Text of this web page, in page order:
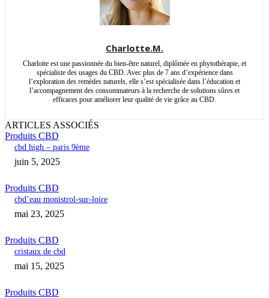
Charlotte.M.
Charlotte est une passionnée du bien-être naturel, diplômée en phytothérapie, et
spécialiste des usages du CBD. Avec plus de 7 ans d’expérience dans
l’exploration des remèdes naturels, elle s’est spécialisée dans l’éducation et
l’accompagnement des consommateurs à la recherche de solutions sûres et
efficaces pour améliorer leur qualité de vie grâce au CBD.
ARTICLES ASSOCIÉS
Produits CBD
cbd high – paris 9ème
juin 5, 2025
Produits CBD
cbd’eau monistrol-sur-loire
mai 23, 2025
Produits CBD
cristaux de cbd
mai 15, 2025
Produits CBD